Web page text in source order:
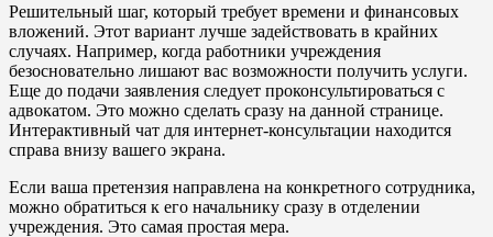
Решительный шаг, который требует времени и финансовых
вложений. Этот вариант лучше задействовать в крайних
случаях. Например, когда работники учреждения
безосновательно лишают вас возможности получить услуги.
Еще до подачи заявления следует проконсультироваться с
адвокатом. Это можно сделать сразу на данной странице.
Интерактивный чат для интернет-консультации находится
справа внизу вашего экрана.
Если ваша претензия направлена на конкретного сотрудника,
можно обратиться к его начальнику сразу в отделении
учреждения. Это самая простая мера.